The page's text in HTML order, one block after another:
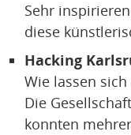
Sehr
diese
Hacking
Wie lassen
Die
konnten